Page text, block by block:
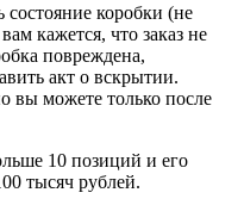
коробки (не
кажется, что заказ не
повреждена,
акт о вскрытии.
вы можете только после
10 позиций и его
тысяч рублей.